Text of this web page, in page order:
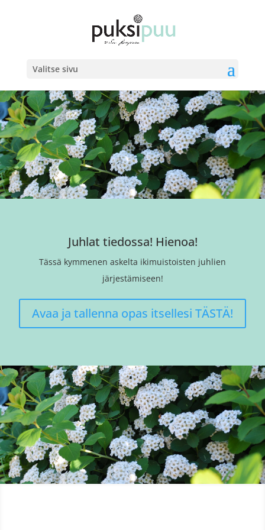
Valitse sivu
Juhlat tiedossa! Hienoa!
Tässä kymmenen askelta ikimuistoisten juhlien
järjestämiseen!
Avaa ja tallenna opas itsellesi TÄSTÄ!